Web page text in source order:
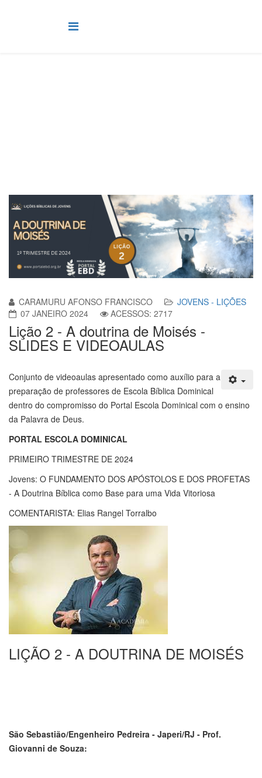
CARAMURU AFONSO FRANCISCO
JOVENS - LIÇÕES
07 JANEIRO 2024
ACESSOS: 2717
Lição 2 - A doutrina de Moisés -
SLIDES E VIDEOAULAS
Conjunto de videoaulas apresentado como auxílio para a
preparação de professores de Escola Bíblica Dominical
dentro do compromisso do Portal Escola Dominical com o ensino
da Palavra de Deus.
PORTAL ESCOLA DOMINICAL
PRIMEIRO TRIMESTRE DE 2024
Jovens: O FUNDAMENTO DOS APÓSTOLOS E DOS PROFETAS
- A Doutrina Bíblica como Base para uma Vida Vitoriosa
COMENTARISTA: Elias Rangel Torralbo
LIÇÃO 2 - A DOUTRINA DE MOISÉS
São Sebastião/Engenheiro Pedreira - Japeri/RJ - Prof.
Giovanni de Souza: